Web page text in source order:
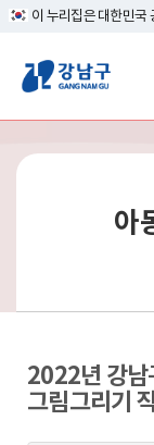
이 누리집은 대한민국
강
남
구
메
인
아
2022년 강남
그림그리기